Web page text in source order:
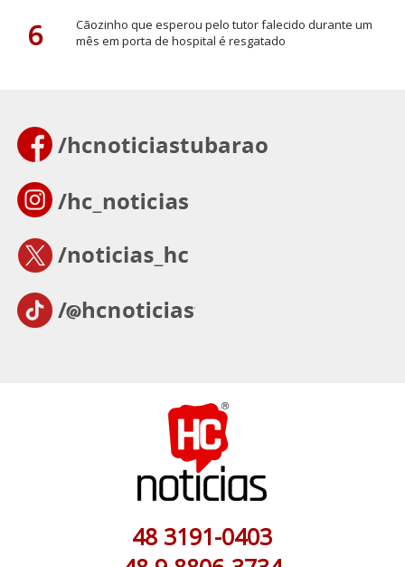
6
Cãozinho que esperou pelo tutor falecido durante um
mês em porta de hospital é resgatado
48 3191-0403